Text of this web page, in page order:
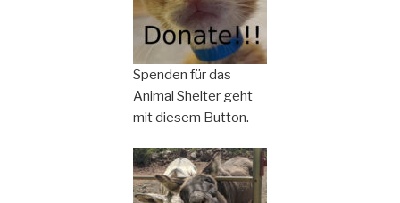
Spenden für das
Animal Shelter geht
mit diesem Button.